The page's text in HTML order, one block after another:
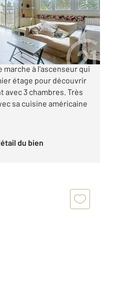
vendre
€
résidence, vous aurez
marche à l'ascenseur qui
étage pour découvrir
avec 3 chambres. Très
sa cuisine américaine
du bien